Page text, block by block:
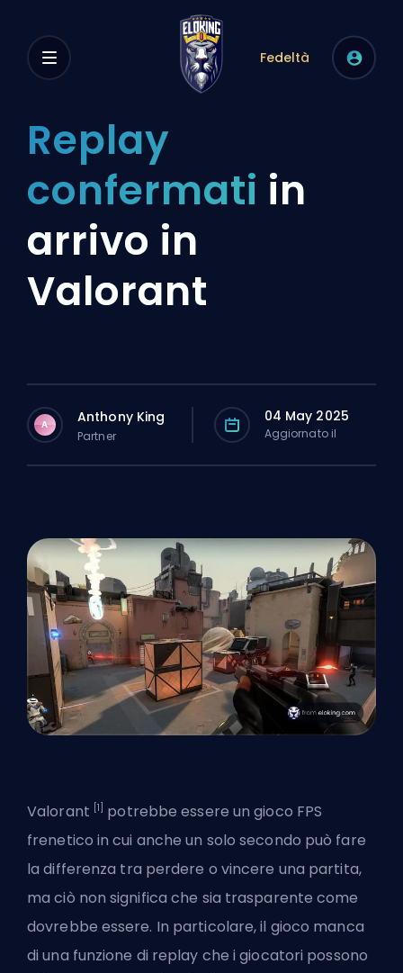
Fedeltà
Replay
confermati in
arrivo in
Valorant
A Anthony King
Partner
04 May 2025
Aggiornato il
Valorant [1]
potrebbe essere un gioco FPS
frenetico in cui anche un solo secondo può fare
la differenza tra perdere o vincere una partita,
ma ciò non significa che sia trasparente come
dovrebbe essere. In particolare, il gioco manca
di una funzione di replay che i giocatori possono